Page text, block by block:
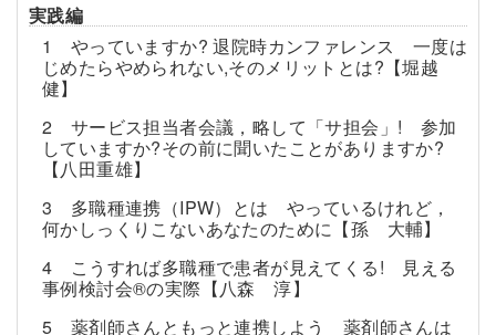
実践編
1 やっていますか? 退院時カンファレンス 一度は
じめたらやめられない,そのメリットとは?【堀越
健】
2 サービス担当者会議，略して「サ担会」! 参加
していますか?その前に聞いたことがありますか?
【八田重雄】
3 多職種連携（IPW）とは やっているけれど，
何かしっくりこないあなたのために【孫 大輔】
4 こうすれば多職種で患者が見えてくる! 見える
事例検討会®の実際【八森 淳】
5 薬剤師さんともっと連携しよう 薬剤師さんは